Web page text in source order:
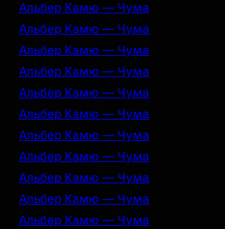
Альбер Камю — Чума
Альбер Камю — Чума
Альбер Камю — Чума
Альбер Камю — Чума
Альбер Камю — Чума
Альбер Камю — Чума
Альбер Камю — Чума
Альбер Камю — Чума
Альбер Камю — Чума
Альбер Камю — Чума
Альбер Камю — Чума